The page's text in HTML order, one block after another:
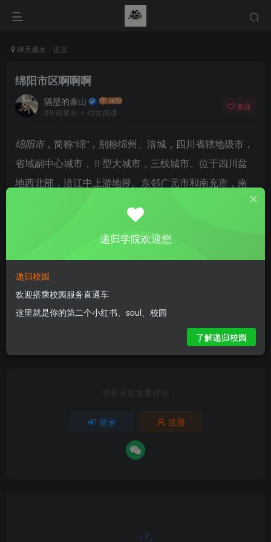
聊天灌水 正文
绵阳市区啊啊啊
隔壁的泰山
2年前发布 42次阅读
关注
绵阳市，简称“绵”，别称绵州、涪城，四川省辖地级市，
省域副中心城市，Ⅱ型大城市，三线城市。位于四川盆
地西北部，涪江中上游地带。东邻广元市和南充市，南
欢迎为Ta评分
分享 收藏
请登录后发表评论
登录 注册
递归学院欢迎您
递归校园
欢迎搭乘校园服务直通车
这里就是你的第二个小红书、soul、校园
了解递归校园